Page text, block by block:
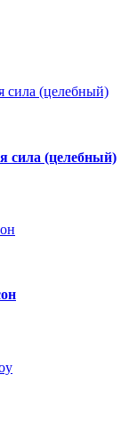
сила (целебный)